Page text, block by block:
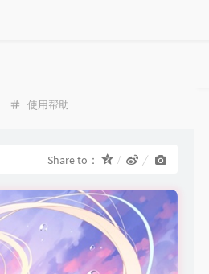
Categories：
使用帮助
Share to：